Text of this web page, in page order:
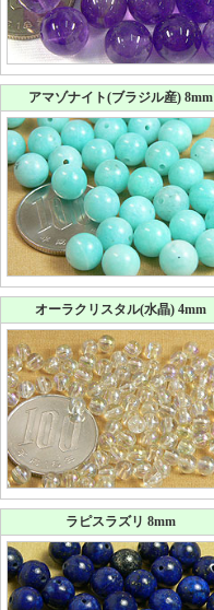
アマゾナイト(ブラジル産) 8mm
オーラクリスタル(水晶) 4mm
ラピスラズリ 8mm